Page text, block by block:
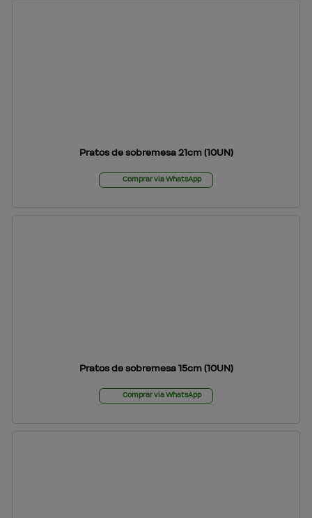
Pratos de sobremesa 21cm (10UN)
Comprar via WhatsApp
Pratos de sobremesa 15cm (10UN)
Comprar via WhatsApp